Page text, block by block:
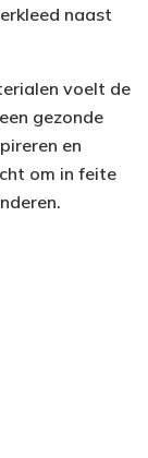
naast
voelt de
gezonde
en
om in feite